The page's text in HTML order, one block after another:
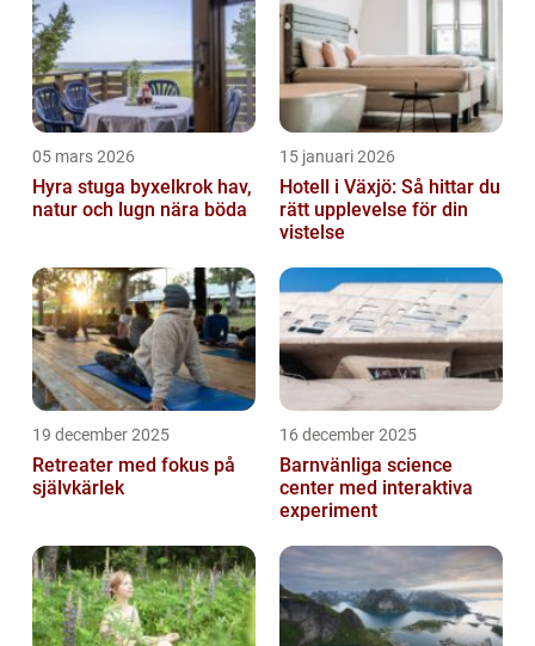
05 mars 2026
Hyra stuga byxelkrok hav,
natur och lugn nära böda
15 januari 2026
Hotell i Växjö: Så hittar du
rätt upplevelse för din
vistelse
19 december 2025
Retreater med fokus på
självkärlek
16 december 2025
Barnvänliga science
center med interaktiva
experiment